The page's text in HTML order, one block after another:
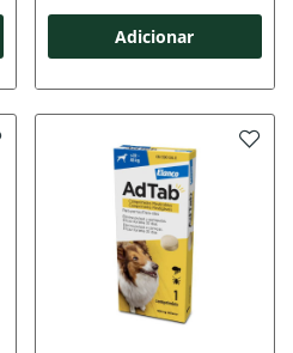
Adicionar